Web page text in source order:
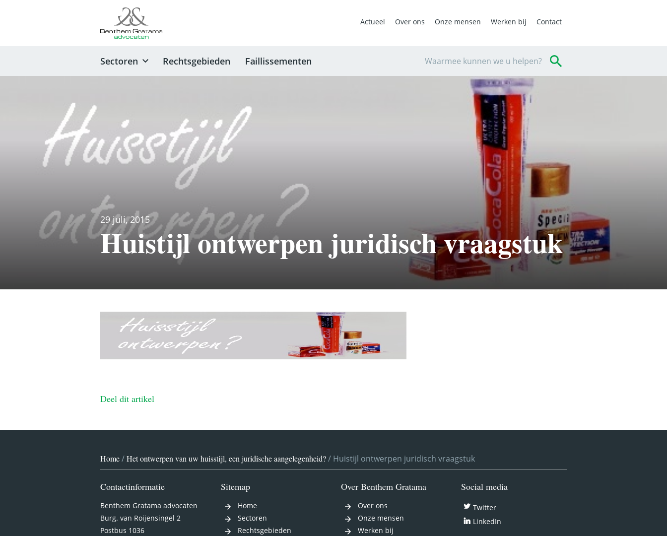
Actueel Over ons Onze mensen Werken bij Contact
Waarmee kunnen we u helpen?
Sectoren Rechtsgebieden Faillissementen
29 juli, 2015
Huistijl ontwerpen juridisch vraagstuk
Deel dit artikel
Home/Het ontwerpen van uw huisstijl, een juridische aangelegenheid?/ Huistijl ontwerpen juridisch vraagstuk
Contactinformatie
Benthem Gratama advocaten
Burg. van Roijensingel 2
Postbus 1036
Sitemap
Home
Sectoren
Rechtsgebieden
Over Benthem Gratama
Over ons
Onze mensen
Werken bij
Social media
Twitter
LinkedIn